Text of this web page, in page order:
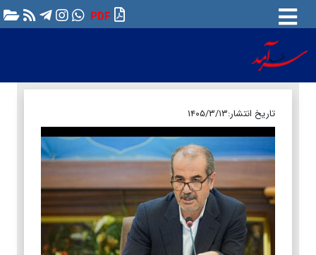
PDF
تاریخ انتشار:۱۴۰۵/۳/۱۳